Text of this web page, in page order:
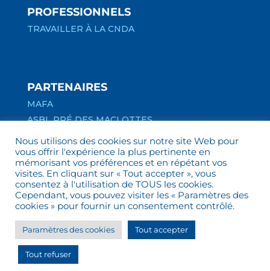
PROFESSIONNELS
TRAVAILLER À LA CNDA
PARTENAIRES
MAFA
ASBL PRÉ DES MACLOTTES
ASBL ESSOR
© CNDA – Centre Hospitalier Spécialisé Notre-
Dame des Anges. Tous droits réservés.
Reproductions interdites. / Site web réalisé par
Nous utilisons des cookies sur notre site Web pour
vous offrir l'expérience la plus pertinente en
mémorisant vos préférences et en répétant vos
visites. En cliquant sur « Tout accepter », vous
consentez à l'utilisation de TOUS les cookies.
Cependant, vous pouvez visiter les « Paramètres des
cookies » pour fournir un consentement contrôlé.
Paramètres des cookies Tout accepter
Tout refuser